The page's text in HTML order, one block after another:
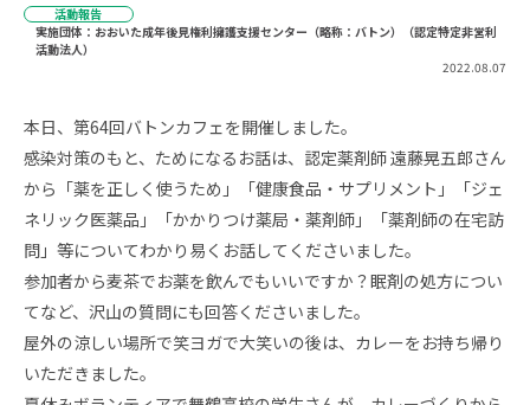
活動報告
実施団体：おおいた成年後見権利擁護支援センター（略称：バトン）（認定特定非営利
活動法人）
2022.08.07
本日、第64回バトンカフェを開催しました。
感染対策のもと、ためになるお話は、認定薬剤師 遠藤晃五郎さん
から「薬を正しく使うため」「健康食品・サプリメント」「ジェ
ネリック医薬品」「かかりつけ薬局・薬剤師」「薬剤師の在宅訪
問」等についてわかり易くお話してくださいました。
参加者から麦茶でお薬を飲んでもいいですか？眠剤の処方につい
てなど、沢山の質問にも回答くださいました。
屋外の涼しい場所で笑ヨガで大笑いの後は、カレーをお持ち帰り
いただきました。